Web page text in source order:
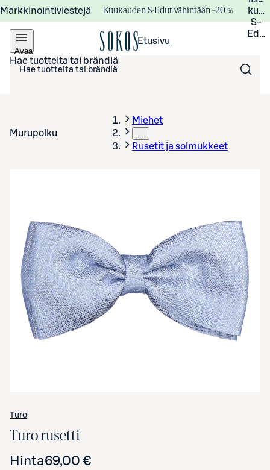
Markkinointiviestejä Kuukauden S-Edut vähintään –20 %
S-
Avaa
valikko
Etusivu
Hae tuotteita tai brändiä
Murupolku
Miehet
…
Rusetit ja solmukkeet
Avaa tuotekuva suurennettuna
Turo
Turo rusetti
Hinta69,00 €